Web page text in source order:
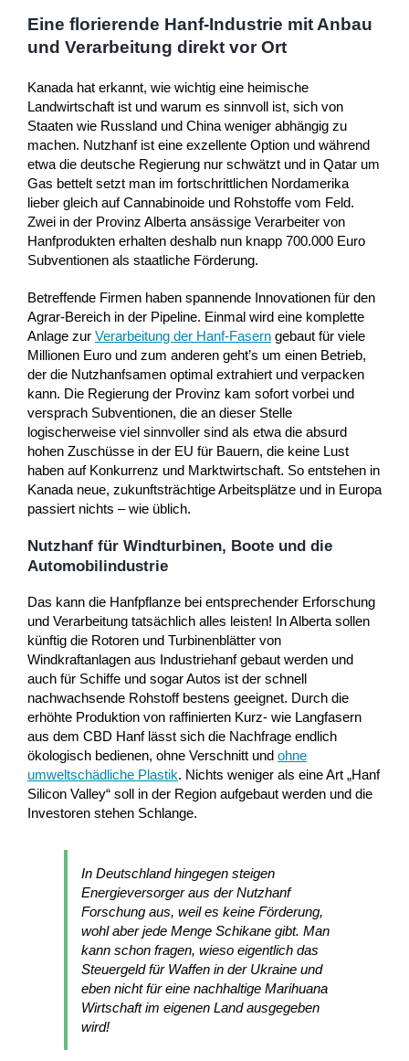
Eine florierende Hanf-Industrie mit Anbau
und Verarbeitung direkt vor Ort
Kanada hat erkannt, wie wichtig eine heimische
Landwirtschaft ist und warum es sinnvoll ist, sich von
Staaten wie Russland und China weniger abhängig zu
machen. Nutzhanf ist eine exzellente Option und während
etwa die deutsche Regierung nur schwätzt und in Qatar um
Gas bettelt setzt man im fortschrittlichen Nordamerika
lieber gleich auf Cannabinoide und Rohstoffe vom Feld.
Zwei in der Provinz Alberta ansässige Verarbeiter von
Hanfprodukten erhalten deshalb nun knapp 700.000 Euro
Subventionen als staatliche Förderung.
Betreffende Firmen haben spannende Innovationen für den
Agrar-Bereich in der Pipeline. Einmal wird eine komplette
Anlage zur Verarbeitung der Hanf-Fasern gebaut für viele
Millionen Euro und zum anderen geht’s um einen Betrieb,
der die Nutzhanfsamen optimal extrahiert und verpacken
kann. Die Regierung der Provinz kam sofort vorbei und
versprach Subventionen, die an dieser Stelle
logischerweise viel sinnvoller sind als etwa die absurd
hohen Zuschüsse in der EU für Bauern, die keine Lust
haben auf Konkurrenz und Marktwirtschaft. So entstehen in
Kanada neue, zukunftsträchtige Arbeitsplätze und in Europa
passiert nichts – wie üblich.
Nutzhanf für Windturbinen, Boote und die
Automobilindustrie
Das kann die Hanfpflanze bei entsprechender Erforschung
und Verarbeitung tatsächlich alles leisten! In Alberta sollen
künftig die Rotoren und Turbinenblätter von
Windkraftanlagen aus Industriehanf gebaut werden und
auch für Schiffe und sogar Autos ist der schnell
nachwachsende Rohstoff bestens geeignet. Durch die
erhöhte Produktion von raffinierten Kurz- wie Langfasern
aus dem CBD Hanf lässt sich die Nachfrage endlich
ökologisch bedienen, ohne Verschnitt und ohne
umweltschädliche Plastik. Nichts weniger als eine Art „Hanf
Silicon Valley“ soll in der Region aufgebaut werden und die
Investoren stehen Schlange.
In Deutschland hingegen steigen
Energieversorger aus der Nutzhanf
Forschung aus, weil es keine Förderung,
wohl aber jede Menge Schikane gibt. Man
kann schon fragen, wieso eigentlich das
Steuergeld für Waffen in der Ukraine und
eben nicht für eine nachhaltige Marihuana
Wirtschaft im eigenen Land ausgegeben
wird!